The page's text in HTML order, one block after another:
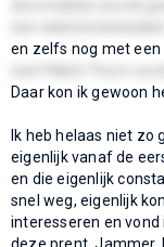
en zelfs nog met een
Daar kon ik gewoon
Ik heb helaas niet
eigenlijk vanaf de
en die eigenlijk
snel weg, eigenlijk
interesseren en
deze prent. Jammer,